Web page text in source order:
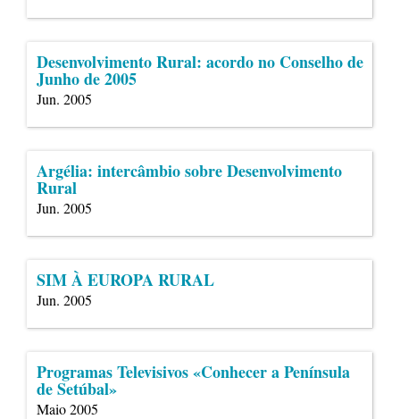
Desenvolvimento Rural: acordo no Conselho de
Junho de 2005
Jun. 2005
Argélia: intercâmbio sobre Desenvolvimento
Rural
Jun. 2005
SIM À EUROPA RURAL
Jun. 2005
Programas Televisivos «Conhecer a Península
de Setúbal»
Maio 2005